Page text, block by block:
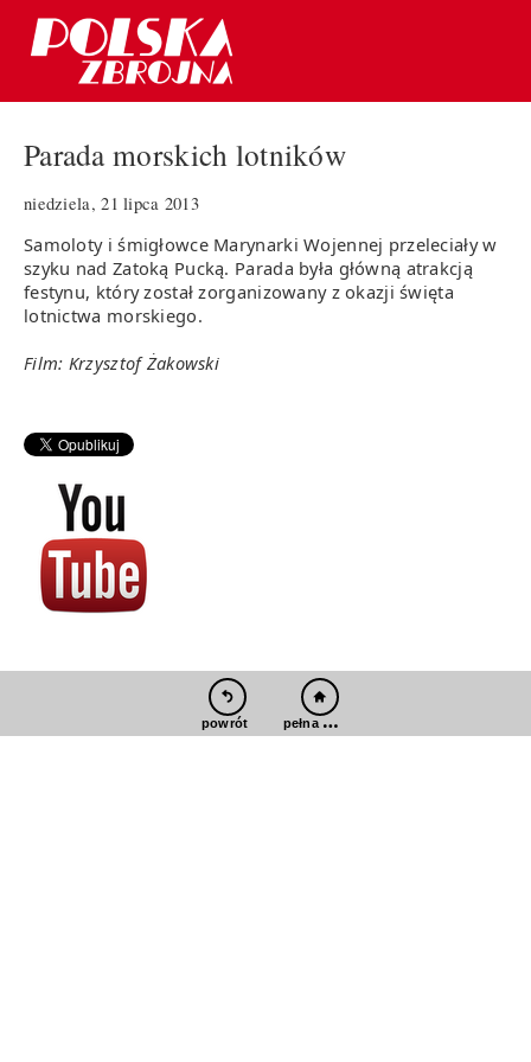
Parada morskich lotników
niedziela, 21 lipca 2013
Samoloty i śmigłowce Marynarki Wojennej przeleciały w
szyku nad Zatoką Pucką. Parada była główną atrakcją
festynu, który został zorganizowany z okazji święta
lotnictwa morskiego.
Film: Krzysztof Żakowski
powrót pełna wersja